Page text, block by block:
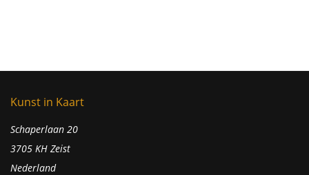
Kunst in Kaart
Schaperlaan 20
3705 KH Zeist
Nederland